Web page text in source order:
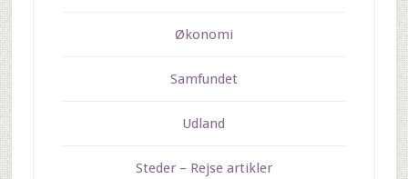
Økonomi
Samfundet
Udland
Steder – Rejse artikler